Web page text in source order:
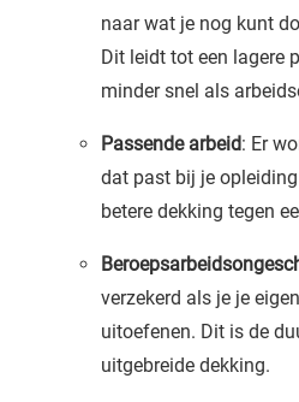
naar wat je nog kunt
Dit leidt tot een lagere
minder snel als
Passende arbeid: Er
dat past bij je
betere dekking tegen
verzekerd als je je
uitoefenen. Dit is de
uitgebreide dekking.